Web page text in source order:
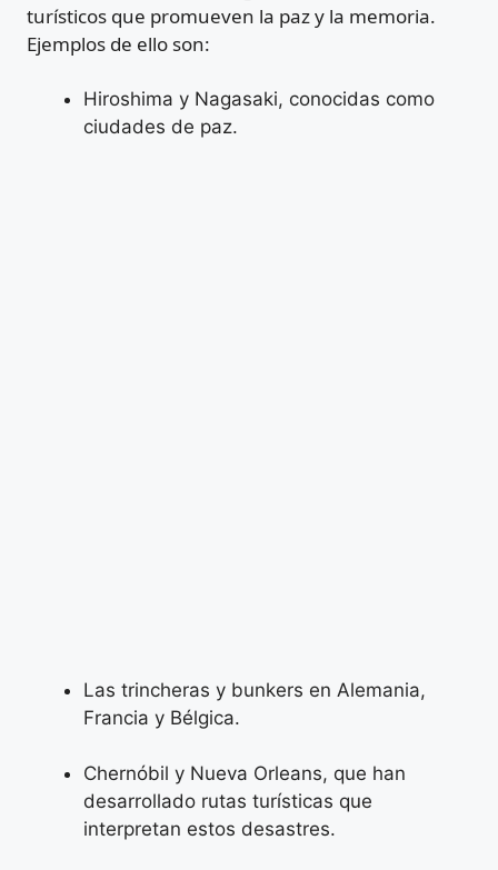
turísticos que promueven la paz y la memoria.
Ejemplos de ello son:
Hiroshima y Nagasaki, conocidas como
ciudades de paz.
Las trincheras y bunkers en Alemania,
Francia y Bélgica.
Chernóbil y Nueva Orleans, que han
desarrollado rutas turísticas que
interpretan estos desastres.